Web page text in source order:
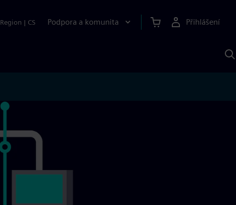
Region | CS Podpora a komunita Přihlášení